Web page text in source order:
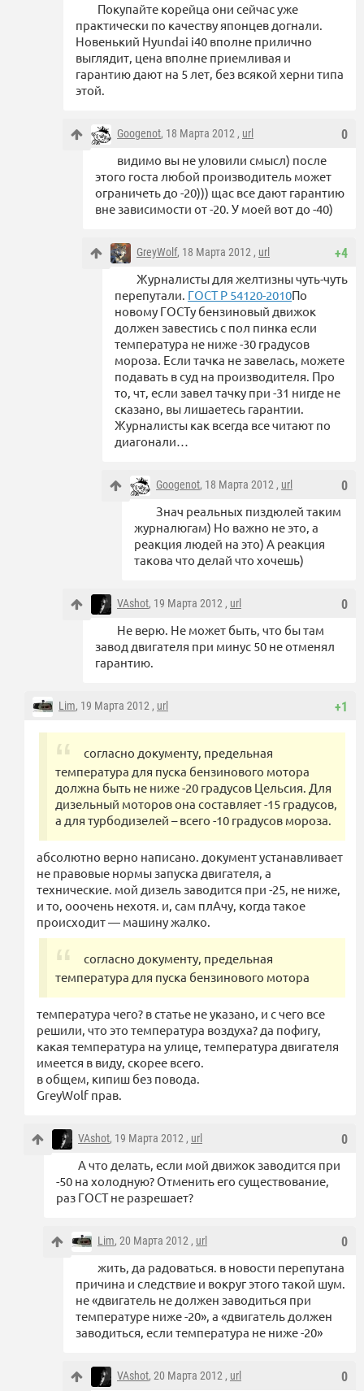
Покупайте корейца они сейчас уже
практически по качеству японцев догнали.
Новенький Hyundai i40 вполне прилично
выглядит, цена вполне приемливая и
гарантию дают на 5 лет, без всякой херни типа
этой.
0
Googenot, 18 Марта 2012 , url
видимо вы не уловили смысл) после
этого госта любой производитель может
ограничеть до -20))) щас все дают гарантию
вне зависимости от -20. У моей вот до -40)
+4
GreyWolf, 18 Марта 2012 , url
Журналисты для желтизны чуть-чуть
перепутали. ГОСТ Р 54120-2010По
новому ГОСТу бензиновый движок
должен завестись с пол пинка если
температура не ниже -30 градусов
мороза. Если тачка не завелась, можете
подавать в суд на производителя. Про
то, чт, если завел тачку при -31 нигде не
сказано, вы лишаетесь гарантии.
Журналисты как всегда все читают по
диагонали…
0
Googenot, 18 Марта 2012 , url
Знач реальных пиздюлей таким
журналюгам) Но важно не это, а
реакция людей на это) А реакция
такова что делай что хочешь)
0
VAshot, 19 Марта 2012 , url
Не верю. Не может быть, что бы там
завод двигателя при минус 50 не отменял
гарантию.
+1
Lim, 19 Марта 2012 , url
согласно документу, предельная
температура для пуска бензинового мотора
должна быть не ниже -20 градусов Цельсия. Для
дизельный моторов она составляет -15 градусов,
а для турбодизелей – всего -10 градусов мороза.
абсолютно верно написано. документ устанавливает
не правовые нормы запуска двигателя, а
технические. мой дизель заводится при -25, не ниже,
и то, ооочень нехотя. и, сам плАчу, когда такое
происходит — машину жалко.
согласно документу, предельная
температура для пуска бензинового мотора
температура чего? в статье не указано, и с чего все
решили, что это температура воздуха? да пофигу,
какая температура на улице, температура двигателя
имеется в виду, скорее всего.
в общем, кипиш без повода.
GreyWolf прав.
0
VAshot, 19 Марта 2012 , url
А что делать, если мой движок заводится при
-50 на холодную? Отменить его существование,
раз ГОСТ не разрешает?
0
Lim, 20 Марта 2012 , url
жить, да радоваться. в новости перепутана
причина и следствие и вокруг этого такой шум.
не «двигатель не должен заводиться при
температуре ниже -20», а «двигатель должен
заводиться, если температура не ниже -20»
0
VAshot, 20 Марта 2012 , url